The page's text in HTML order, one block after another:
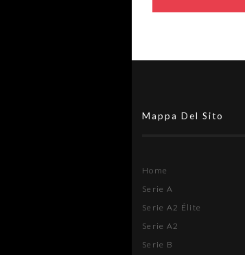
Mappa Del Sito
Home
Serie A
Serie A2 Élite
Serie A2
Serie B